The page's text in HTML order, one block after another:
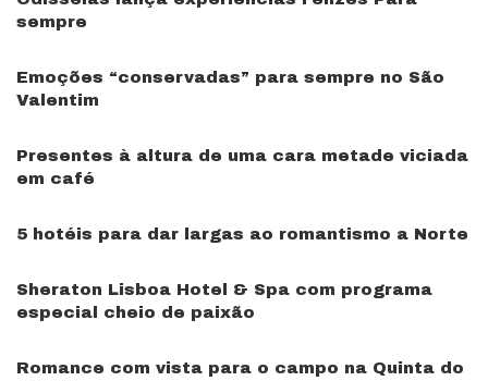
sempre
Emoções “conservadas” para sempre no São
Valentim
Presentes à altura de uma cara metade viciada
em café
5 hotéis para dar largas ao romantismo a Norte
Sheraton Lisboa Hotel & Spa com programa
especial cheio de paixão
Romance com vista para o campo na Quinta do